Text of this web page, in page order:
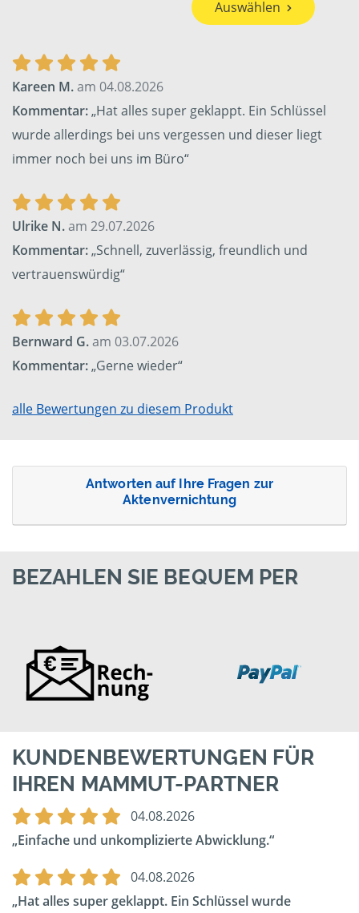
Auswählen
Kareen M.am 04.08.2026
Kommentar:„Hat alles super geklappt. Ein Schlüssel
wurde allerdings bei uns vergessen und dieser liegt
immer noch bei uns im Büro“
Ulrike N.am 29.07.2026
Kommentar:„Schnell, zuverlässig, freundlich und
vertrauenswürdig“
Bernward G.am 03.07.2026
Kommentar:„Gerne wieder“
alle Bewertungen zu diesem Produkt
Antworten auf Ihre Fragen zur
Aktenvernichtung
BEZAHLEN SIE BEQUEM PER
KUNDENBEWERTUNGEN FÜR
IHREN MAMMUT-PARTNER
04.08.2026
Einfache und unkomplizierte Abwicklung.
04.08.2026
Hat alles super geklappt. Ein Schlüssel wurde